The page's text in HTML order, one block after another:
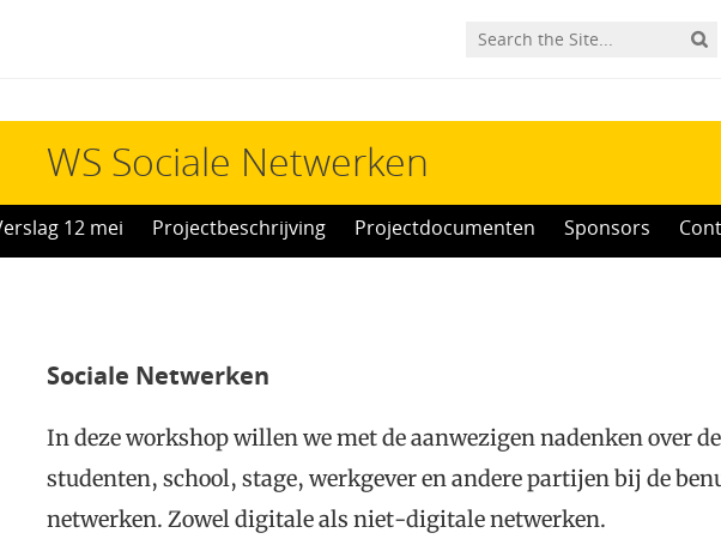
12 mei Projectbeschrijving Projectdocumenten Sponsors
WS Sociale Netwerken
Sociale Netwerken
In deze workshop willen we met de aanwezigen nadenken over
studenten, school, stage, werkgever en andere partijen bij de
netwerken. Zowel digitale als niet-digitale netwerken.